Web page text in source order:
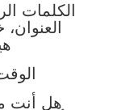
الكلمات
هل أنت